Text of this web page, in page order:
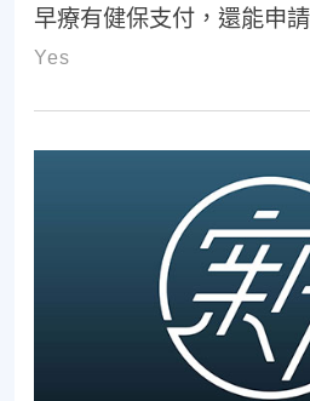
早療有健保支付，還能申
Yes